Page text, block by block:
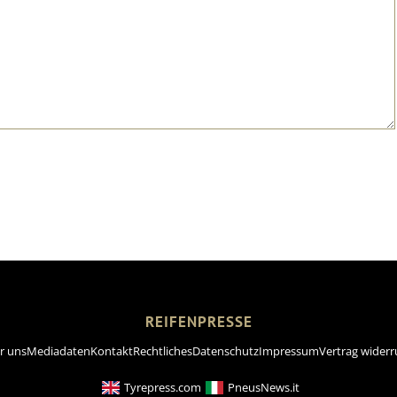
REIFENPRESSE
unsMediadatenKontaktRechtlichesDatenschutzImpressumVertrag
Tyrepress.com PneusNews.it